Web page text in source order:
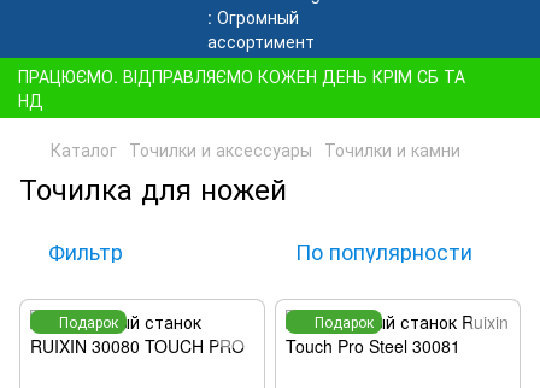
ПРАЦЮЄМО. ВІДПРАВЛЯЄМО КОЖЕН ДЕНЬ КРІМ СБ ТА
НД
Каталог Точилки и аксессуары Точилки и камни
Точилка для ножей
Фильтр По популярности
Подарок Подарок